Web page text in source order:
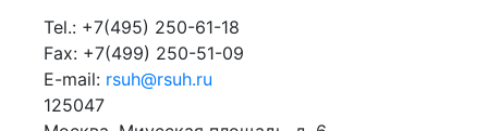
Tel.: +7(495) 250-61-18
Fax: +7(499) 250-51-09
E-mail: rsuh@rsuh.ru
125047